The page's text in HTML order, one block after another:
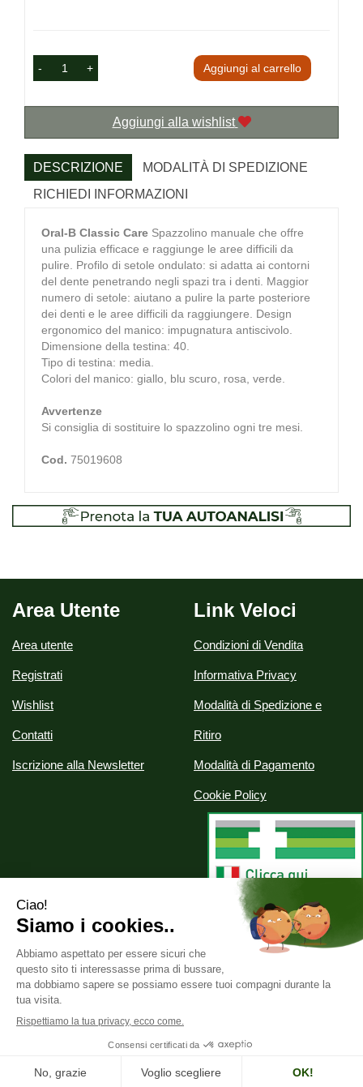
- + Aggiungi al carrello
Aggiungi alla wishlist
DESCRIZIONE
MODALITÀ DI SPEDIZIONE
RICHIEDI INFORMAZIONI
Oral-B Classic Care Spazzolino manuale che offre
una pulizia efficace e raggiunge le aree difficili da
pulire. Profilo di setole ondulato: si adatta ai contorni
del dente penetrando negli spazi tra i denti. Maggior
numero di setole: aiutano a pulire la parte posteriore
dei denti e le aree difficili da raggiungere. Design
ergonomico del manico: impugnatura antiscivolo.
Dimensione della testina: 40.
Tipo di testina: media.
Colori del manico: giallo, blu scuro, rosa, verde.
Avvertenze
Si consiglia di sostituire lo spazzolino ogni tre mesi.
Cod. 75019608
Area Utente
Area utente
Registrati
Wishlist
Contatti
Iscrizione alla Newsletter
Link Veloci
Condizioni di Vendita
Informativa Privacy
Modalità di Spedizione e
Ritiro
Modalità di Pagamento
Cookie Policy
Alchimia srl - Via Nazionale, 29 07020 Palau (SS)
info@parafarmaciealchimia.it
02286420902 | Numero R.E.A.: SS-163134
Web DesignFulcri srl